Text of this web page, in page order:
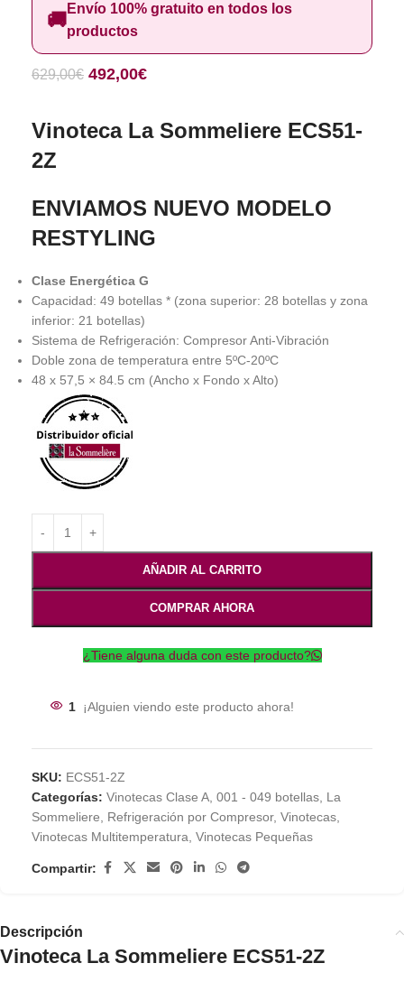
🚚Envío 100% gratuito en todos los
productos
629,00€ 492,00€
Vinoteca La Sommeliere ECS51-
2Z
ENVIAMOS NUEVO MODELO
RESTYLING
Clase Energética G
Capacidad: 49 botellas * (zona superior: 28 botellas y zona
inferior: 21 botellas)
Sistema de Refrigeración: Compresor Anti-Vibración
Doble zona de temperatura entre 5ºC-20ºC
48 x 57,5 × 84.5 cm (Ancho x Fondo x Alto)
AÑADIR AL CARRITO
COMPRAR AHORA
¿Tiene alguna duda con este producto?
1 ¡Alguien viendo este producto ahora!
SKU: ECS51-2Z
Categorías: Vinotecas Clase A 001 - 049 botellas La
Sommeliere
Refrigeración por Compresor, Vinotecas
Vinotecas Multitemperatura Vinotecas Pequeñas
Compartir:
Descripción
Vinoteca La Sommeliere ECS51-2Z